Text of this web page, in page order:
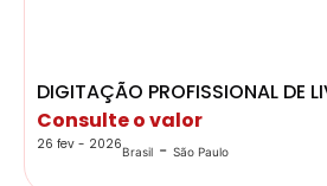
DIGITAÇÃO PROFISSIONAL DE
Consulte o valor
26 fev - 2026Brasil - São Paulo